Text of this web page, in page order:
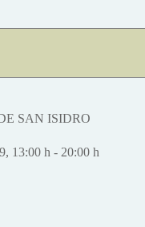
SAN ISIDRO
, 13:00 h - 20:00 h